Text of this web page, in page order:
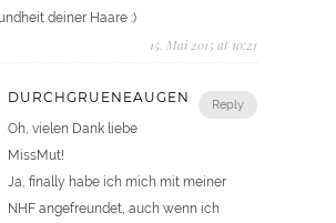
deiner Haare :)
15. Mai 2015 at 10:21
Reply
DURCHGRUENEAUGEN
Oh, vielen Dank liebe
MissMut!
Ja, finally habe ich mich mit meiner
NHF angefreundet, auch wenn ich